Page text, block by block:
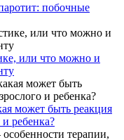
побочные
или что можно и
может быть реакция
ребенка?